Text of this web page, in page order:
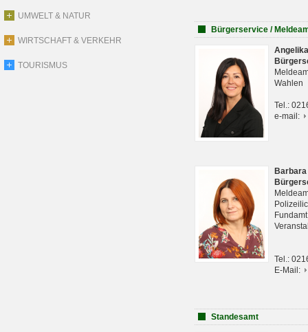
UMWELT & NATUR
WIRTSCHAFT & VERKEHR
TOURISMUS
Bürgerservice /
Wahlen
Tel.:
e-mail:
Tel.:
E-Mail:
Standesamt